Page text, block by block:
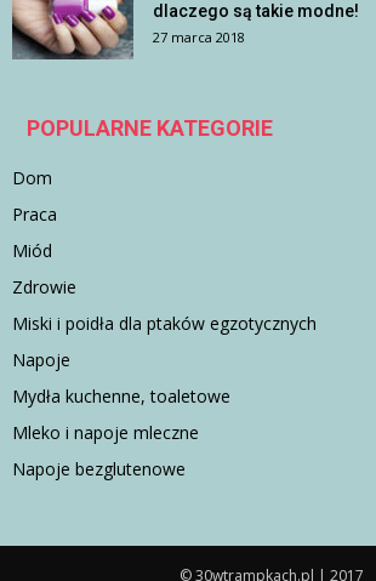
dlaczego są takie modne!
27 marca 2018
POPULARNE KATEGORIE
Dom
Praca
Miód
Zdrowie
Miski i poidła dla ptaków egzotycznych
Napoje
Mydła kuchenne, toaletowe
Mleko i napoje mleczne
Napoje bezglutenowe
© 30wtrampkach.pl | 2017